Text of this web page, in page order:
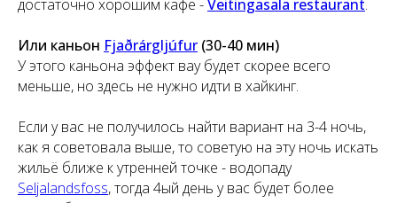
достаточно хорошим кафе -Veitingasala restaurant.
Или каньон Fjaðrárgljúfur (30-40 мин)
У этого каньона эффект вау будет скорее всего
меньше, но здесь не нужно идти в хайкинг.
Если у вас не получилось найти вариант на 3-4 ночь,
как я советовала выше, то советую на эту ночь искать
жильё ближе к утренней точке - водопаду
Seljalandsfoss,тогда 4ый день у вас будет более